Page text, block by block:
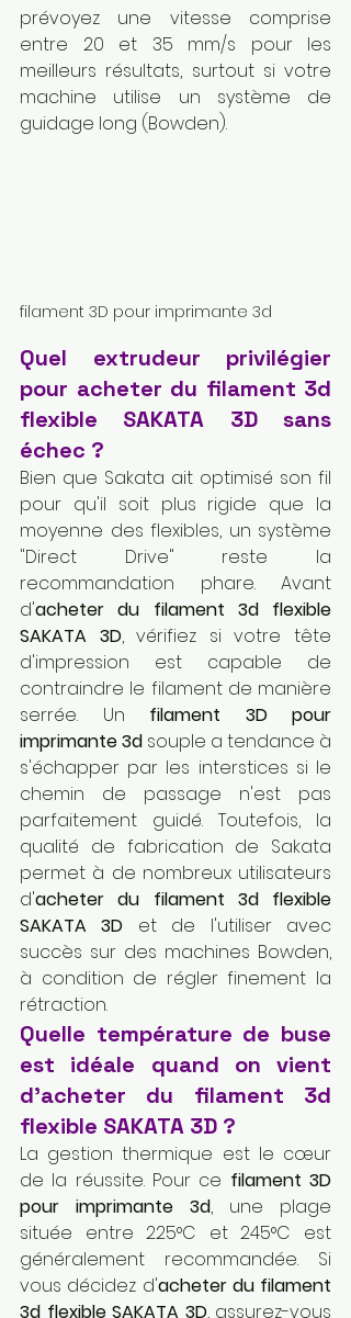
prévoyez une vitesse comprise
entre 20 et 35 mm/s pour les
meilleurs résultats, surtout si votre
machine utilise un système de
guidage long (Bowden).
filament 3D pour imprimante 3d
Quel extrudeur privilégier
pour acheter du filament 3d
flexible SAKATA 3D sans
échec ?
Bien que Sakata ait optimisé son fil
pour qu'il soit plus rigide que la
moyenne des flexibles, un système
"Direct Drive" reste la
recommandation phare. Avant
d'acheter du filament 3d flexible
SAKATA 3D, vérifiez si votre tête
d'impression est capable de
contraindre le filament de manière
serrée. Un filament 3D pour
imprimante 3d souple a tendance à
s'échapper par les interstices si le
chemin de passage n'est pas
parfaitement guidé. Toutefois, la
qualité de fabrication de Sakata
permet à de nombreux utilisateurs
d'acheter du filament 3d flexible
SAKATA 3D et de l'utiliser avec
succès sur des machines Bowden,
à condition de régler finement la
rétraction.
Quelle température de buse
est idéale quand on vient
d'acheter du filament 3d
flexible SAKATA 3D ?
La gestion thermique est le cœur
de la réussite. Pour ce filament 3D
pour imprimante 3d, une plage
située entre 225°C et 245°C est
généralement recommandée. Si
vous décidez d'acheter du filament
3d flexible SAKATA 3D, assurez-vous